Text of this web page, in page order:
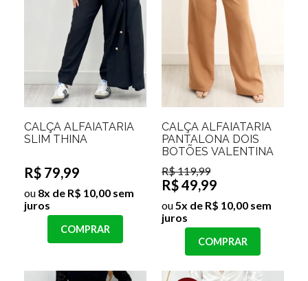
CALÇA ALFAIATARIA
SLIM THINA
R$ 79,99
ou 8x de R$ 10,00 sem
juros
COMPRAR
CALÇA ALFAIATARIA
PANTALONA DOIS
BOTÕES VALENTINA
R$ 119,99
R$ 49,99
ou5x de R$ 10,00 sem
juros
COMPRAR